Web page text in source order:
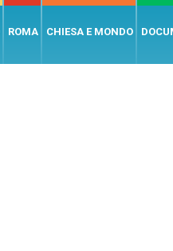
ROMA CHIESA E MONDO